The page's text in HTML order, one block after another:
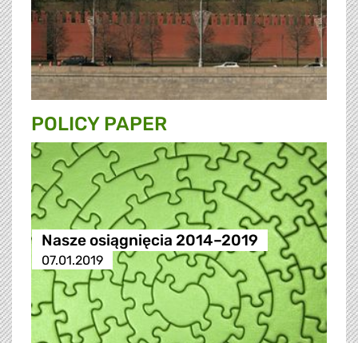
POLICY PAPER
Nasze osiągnięcia 2014–2019
07.01.2019